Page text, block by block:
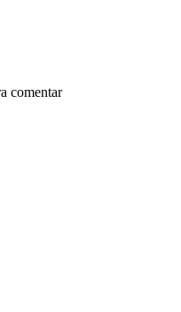
comentar